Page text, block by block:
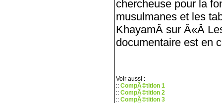
chercheuse pour la
musulmanes et les
KhayamÂ sur Â«Â
documentaire est en
Voir aussi :
:: CompÃ©tition 1
:: CompÃ©tition 2
:: CompÃ©tition 3